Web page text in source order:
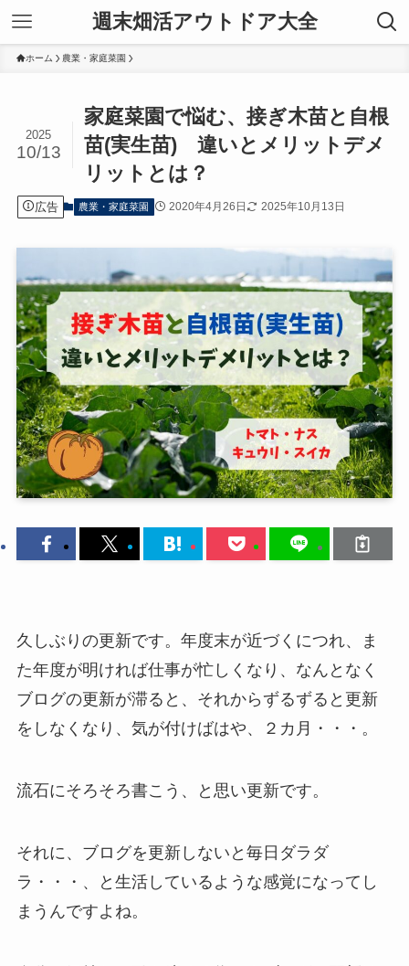
週末畑活アウトドア大全
ホーム 農業・家庭菜園
家庭菜園で悩む、接ぎ木苗と自根
苗(実生苗) 違いとメリットデメ
リットとは？
2025
10/13
広告 農業・家庭菜園 2020年4月26日 2025年10月13日
久しぶりの更新です。年度末が近づくにつれ、ま
た年度が明ければ仕事が忙しくなり、なんとなく
ブログの更新が滞ると、それからずるずると更新
をしなくなり、気が付けばはや、２カ月・・・。
流石にそろそろ書こう、と思い更新です。
それに、ブログを更新しないと毎日ダラダ
ラ・・・、と生活しているような感覚になってし
まうんですよね。